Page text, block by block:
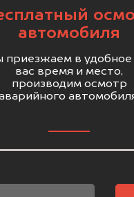
автомобиля
в удобное
вас время и место,
производим осмотр